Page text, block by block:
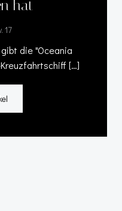
hat
17
die "Oceania
[…]